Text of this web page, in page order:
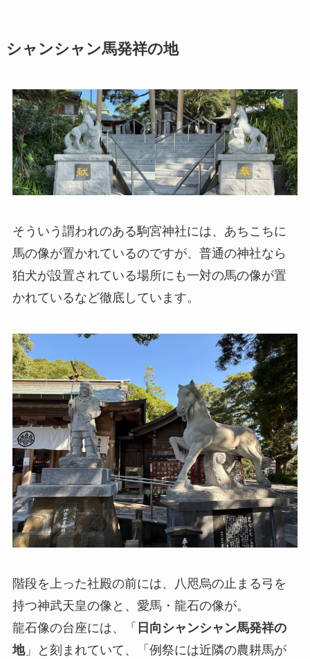
シャンシャン馬発祥の地
そういう謂われのある駒宮神社には、あちこちに
馬の像が置かれているのですが、普通の神社なら
狛犬が設置されている場所にも一対の馬の像が置
かれているなど徹底しています。
階段を上った社殿の前には、八咫烏の止まる弓を
持つ神武天皇の像と、愛馬・龍石の像が。
龍石像の台座には、「 日向シャンシャン馬発祥の
地」と刻まれていて、「例祭には近隣の農耕馬が